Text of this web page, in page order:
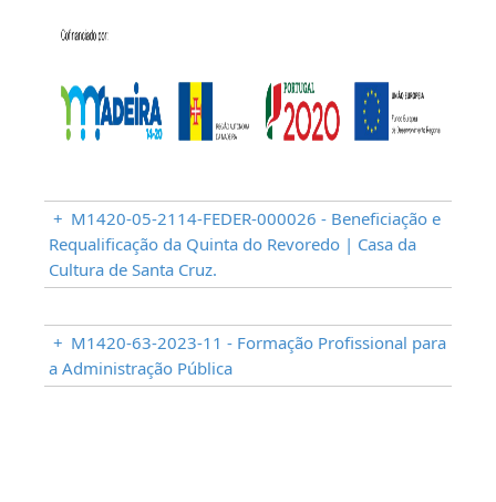
+ M1420-05-2114-FEDER-000026 - Beneficiação e
Requalificação da Quinta do Revoredo | Casa da
Cultura de Santa Cruz.
+ M1420-63-2023-11 - Formação Profissional para
a Administração Pública